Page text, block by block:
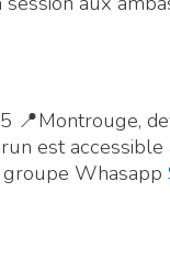
est
Whasapp